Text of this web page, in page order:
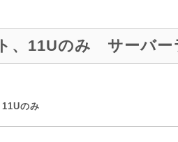
、11Uのみ サーバー
のみ